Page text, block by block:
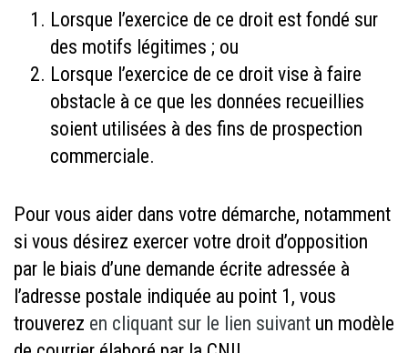
Lorsque l’exercice de ce droit est fondé sur
des motifs légitimes ; ou
Lorsque l’exercice de ce droit vise à faire
obstacle à ce que les données recueillies
soient utilisées à des fins de prospection
commerciale.
Pour vous aider dans votre démarche, notamment
si vous désirez exercer votre droit d’opposition
par le biais d’une demande écrite adressée à
l’adresse postale indiquée au point 1, vous
trouverez en cliquant sur le lien suivant un modèle